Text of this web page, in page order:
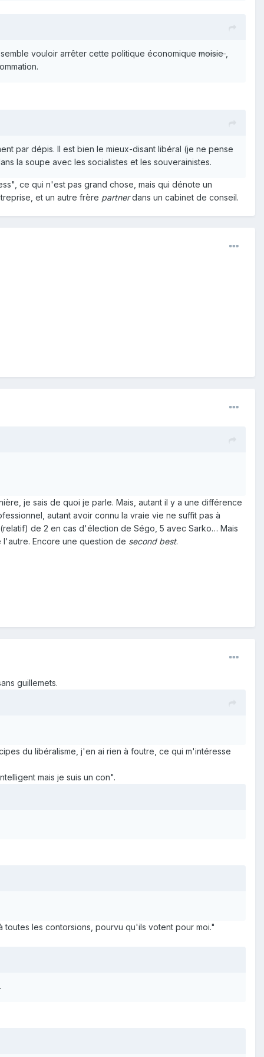
vouloir arrêter cette politique économique moisie
par dépis. Il est bien le mieux-disant libéral (je ne pense
la soupe avec les socialistes et les souverainistes.
ce qui n'est pas grand chose, mais qui dénote un
et un autre frère partnerdans un cabinet de conseil.
je sais de quoi je parle. Mais, autant il y a une différence
autant avoir connu la vraie vie ne suffit pas à
de 2 en cas d'élection de Ségo, 5 avec Sarko… Mais
Encore une question de second best.
guillemets.
du libéralisme, j'en ai rien à foutre, ce qui m'intéresse
mais je suis un con".
les contorsions, pourvu qu'ils votent pour moi."